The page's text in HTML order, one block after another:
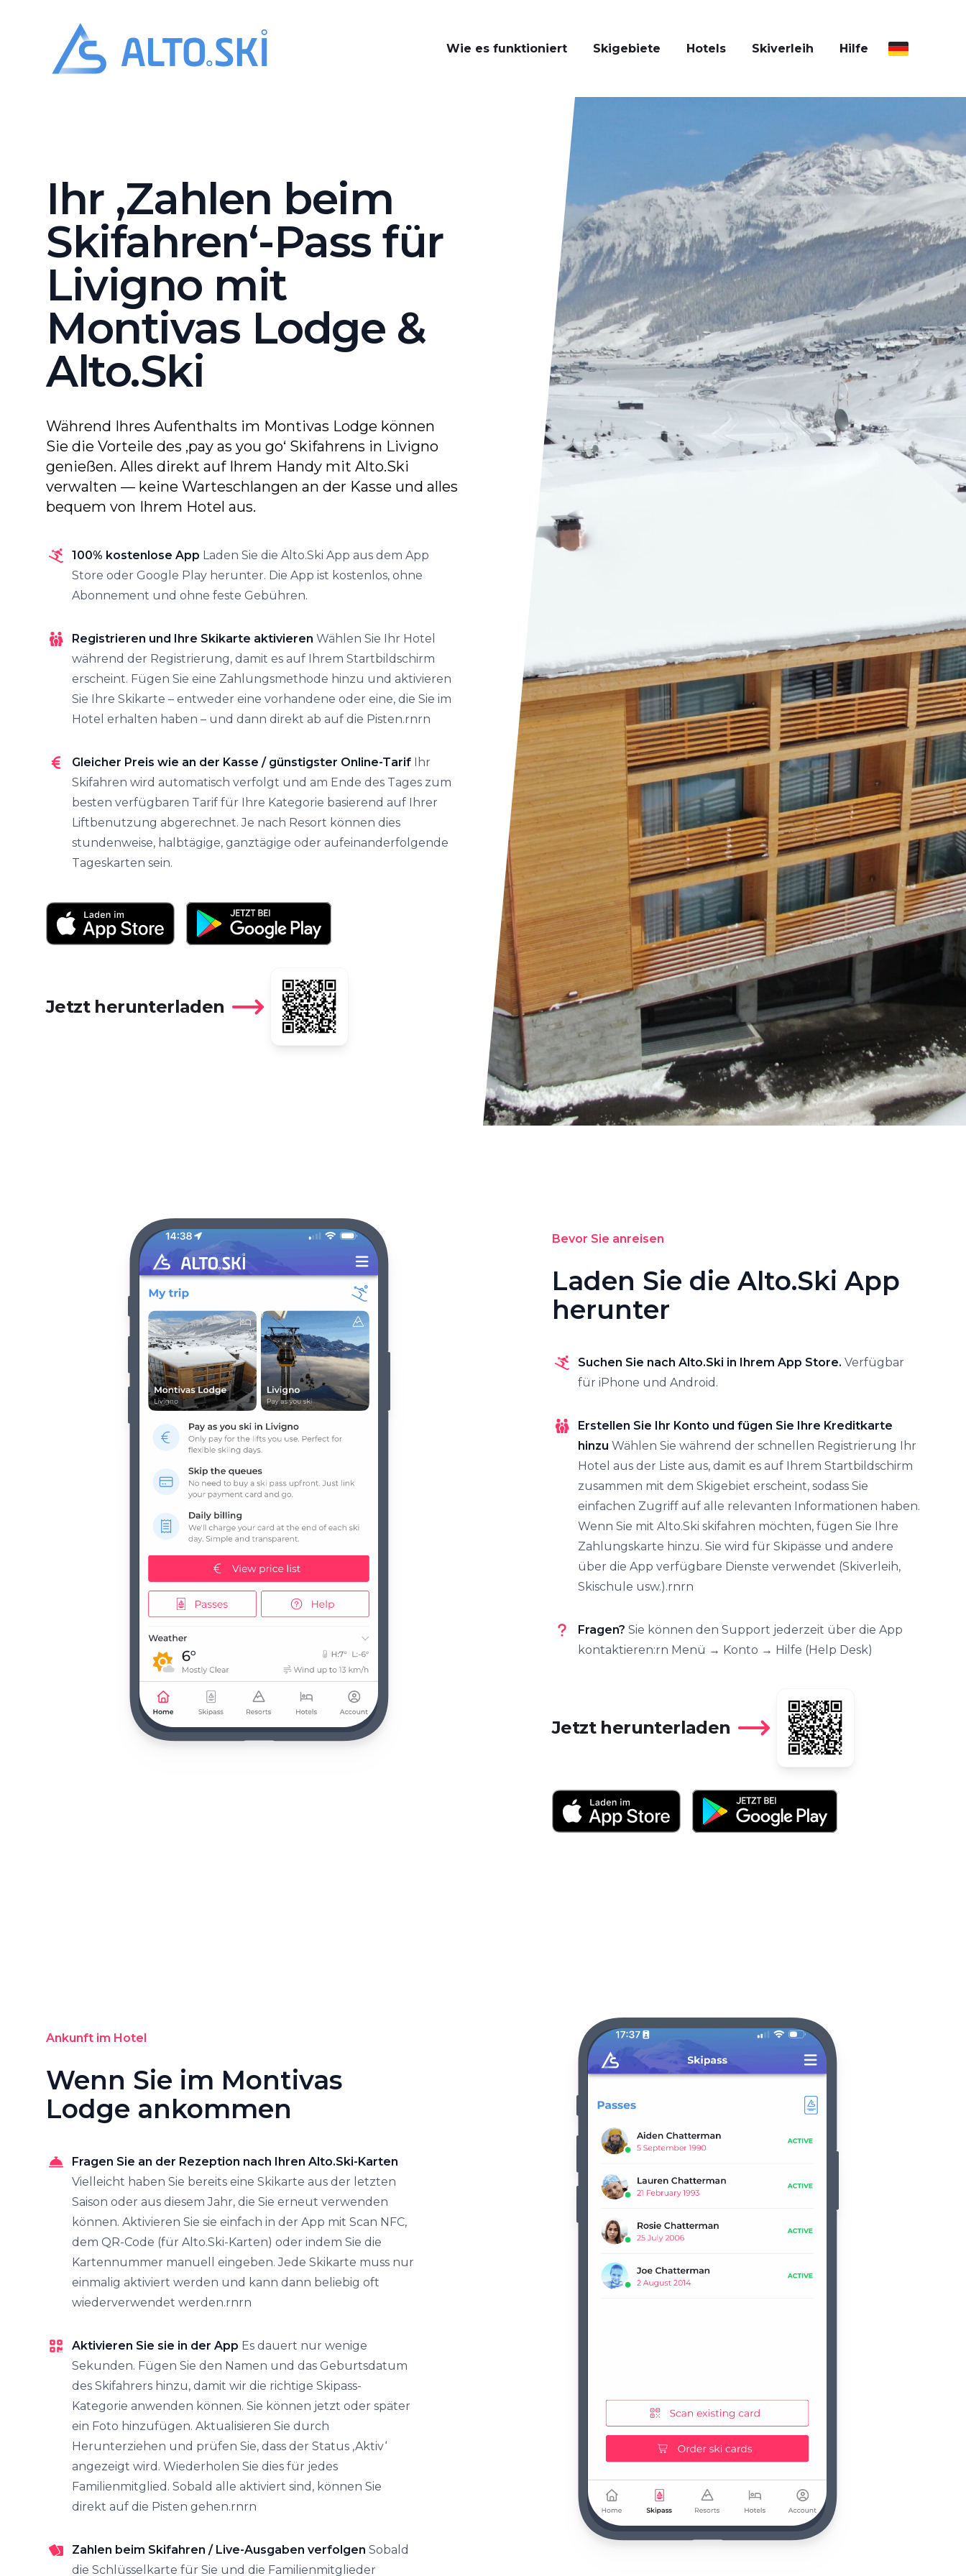
Alto.Ski
Wie es funktioniert Skigebiete Hotels Skiverleih Hilfe
Ihr ‚Zahlen beim
Skifahren‘-Pass für
Livigno mit
Montivas Lodge &
Alto.Ski
Während Ihres Aufenthalts im Montivas Lodge können
Sie die Vorteile des ‚pay as you go‘ Skifahrens in Livigno
genießen. Alles direkt auf Ihrem Handy mit Alto.Ski
verwalten — keine Warteschlangen an der Kasse und alles
bequem von Ihrem Hotel aus.
100% kostenlose App Laden Sie die Alto.Ski App aus dem App
Store oder Google Play herunter. Die App ist kostenlos, ohne
Abonnement und ohne feste Gebühren.
Registrieren und Ihre Skikarte aktivieren Wählen Sie Ihr Hotel
während der Registrierung, damit es auf Ihrem Startbildschirm
erscheint. Fügen Sie eine Zahlungsmethode hinzu und aktivieren
Sie Ihre Skikarte – entweder eine vorhandene oder eine, die Sie im
Hotel erhalten haben – und dann direkt ab auf die Pisten.rnrn
Gleicher Preis wie an der Kasse / günstigster Online-Tarif Ihr
Skifahren wird automatisch verfolgt und am Ende des Tages zum
besten verfügbaren Tarif für Ihre Kategorie basierend auf Ihrer
Liftbenutzung abgerechnet. Je nach Resort können dies
stundenweise, halbtägige, ganztägige oder aufeinanderfolgende
Tageskarten sein.
Jetzt herunterladen
Bevor Sie anreisen
Laden Sie die Alto.Ski App
herunter
Suchen Sie nach Alto.Ski in Ihrem App Store. Verfügbar
für iPhone und Android.
Erstellen Sie Ihr Konto und fügen Sie Ihre Kreditkarte
hinzu Wählen Sie während der schnellen Registrierung Ihr
Hotel aus der Liste aus, damit es auf Ihrem Startbildschirm
zusammen mit dem Skigebiet erscheint, sodass Sie
einfachen Zugriff auf alle relevanten Informationen haben.
Wenn Sie mit Alto.Ski skifahren möchten, fügen Sie Ihre
Zahlungskarte hinzu. Sie wird für Skipässe und andere
über die App verfügbare Dienste verwendet (Skiverleih,
Skischule usw.).rnrn
Fragen? Sie können den Support jederzeit über die App
kontaktieren:rn Menü → Konto → Hilfe (Help Desk)
Jetzt herunterladen
Ankunft im Hotel
Wenn Sie im Montivas
Lodge ankommen
Fragen Sie an der Rezeption nach Ihren Alto.Ski-Karten
Vielleicht haben Sie bereits eine Skikarte aus der letzten
Saison oder aus diesem Jahr, die Sie erneut verwenden
können. Aktivieren Sie sie einfach in der App mit Scan NFC,
dem QR-Code (für Alto.Ski-Karten) oder indem Sie die
Kartennummer manuell eingeben. Jede Skikarte muss nur
einmalig aktiviert werden und kann dann beliebig oft
wiederverwendet werden.rnrn
Aktivieren Sie sie in der App Es dauert nur wenige
Sekunden. Fügen Sie den Namen und das Geburtsdatum
des Skifahrers hinzu, damit wir die richtige Skipass-
Kategorie anwenden können. Sie können jetzt oder später
ein Foto hinzufügen. Aktualisieren Sie durch
Herunterziehen und prüfen Sie, dass der Status ‚Aktiv‘
angezeigt wird. Wiederholen Sie dies für jedes
Familienmitglied. Sobald alle aktiviert sind, können Sie
direkt auf die Pisten gehen.rnrn
Zahlen beim Skifahren / Live-Ausgaben verfolgen Sobald
die Schlüsselkarte für Sie und die Familienmitglieder